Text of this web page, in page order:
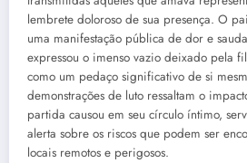
lembrete doloroso de sua presença. O
uma manifestação pública de dor e
expressou o imenso vazio deixado pela
como um pedaço significativo de si
demonstrações de luto ressaltam o
partida causou em seu círculo íntimo,
alerta sobre os riscos que podem ser
locais remotos e perigosos.